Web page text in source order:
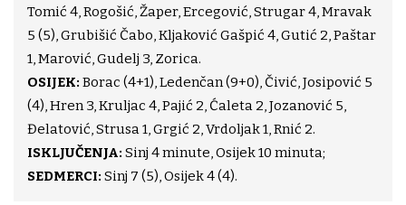
Tomić 4, Rogošić, Žaper, Ercegović, Strugar 4, Mravak
5 (5), Grubišić Čabo, Kljaković Gašpić 4, Gutić 2, Paštar
1, Marović, Gudelj 3, Zorica.
OSIJEK: Borac (4+1), Ledenčan (9+0), Čivić, Josipović 5
(4), Hren 3, Kruljac 4, Pajić 2, Ćaleta 2, Jozanović 5,
Đelatović, Strusa 1, Grgić 2, Vrdoljak 1, Rnić 2.
ISKLJUČENJA: Sinj 4 minute, Osijek 10 minuta;
SEDMERCI: Sinj 7 (5), Osijek 4 (4).